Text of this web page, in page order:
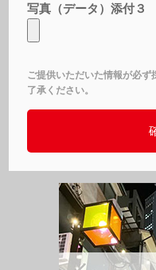
写真（データ）添付３
ご提供いただいた情報が必ず
了承ください。